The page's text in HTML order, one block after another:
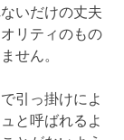
いだけの丈夫
リティのもの
せん。
引っ掛けによ
と呼ばれるよ